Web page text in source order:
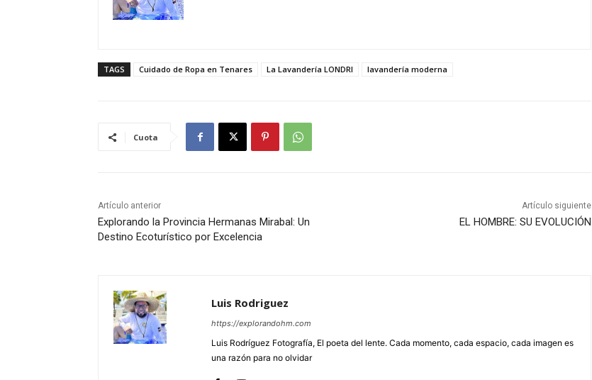
TAGS Cuidado de Ropa en Tenares La Lavandería LONDRI lavandería moderna
Cuota
Artículo anterior
Explorando la Provincia Hermanas Mirabal: Un
Destino Ecoturístico por Excelencia
Artículo siguiente
EL HOMBRE: SU EVOLUCIÓN
Luis Rodriguez
https://explorandohm.com
Luis Rodríguez Fotografía, El poeta del lente. Cada momento, cada espacio, cada imagen es
una razón para no olvidar